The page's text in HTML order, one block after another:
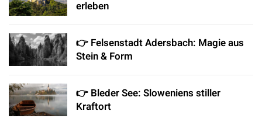
erleben
👉 Felsenstadt Adersbach: Magie aus
Stein & Form
👉 Bleder See: Sloweniens stiller
Kraftort